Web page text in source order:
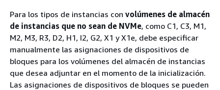
Para los tipos de instancias con volúmenes de almacén
de instancias que no sean de NVMe, como C1, C3, M1,
M2, M3, R3, D2, H1, I2, G2, X1 y X1e, debe especificar
manualmente las asignaciones de dispositivos de
bloques para los volúmenes del almacén de instancias
que desea adjuntar en el momento de la inicialización.
Las asignaciones de dispositivos de bloques se pueden